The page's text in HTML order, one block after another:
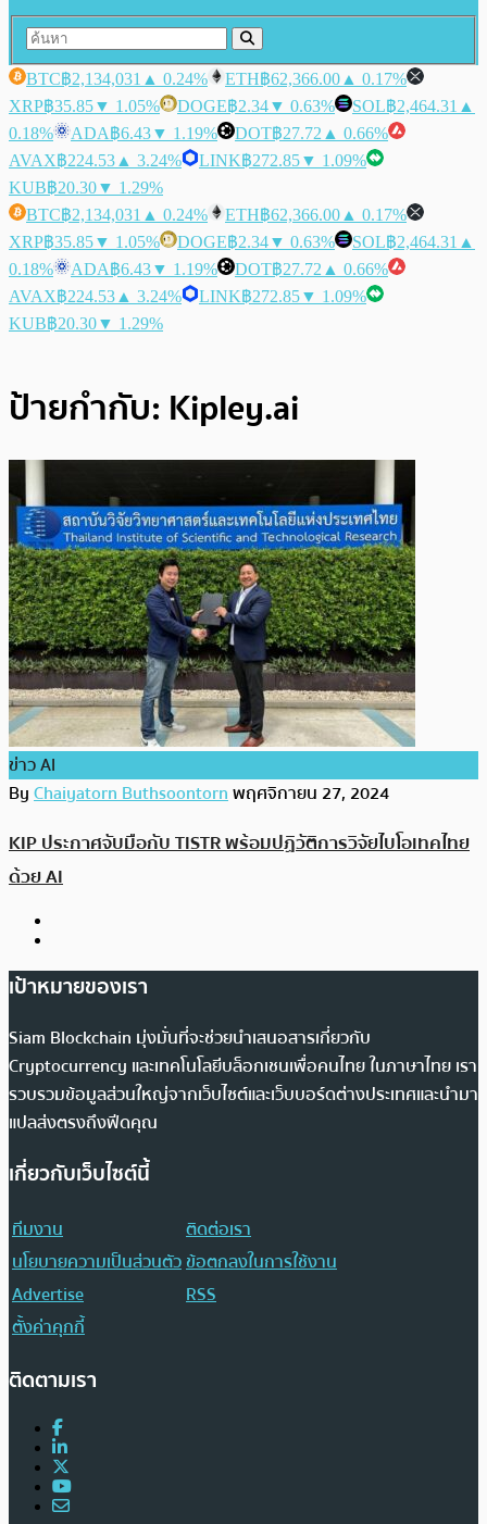
BTC฿2,134,031 ▲ 0.24% ETH฿62,366.00 ▲ 0.17%
XRP฿35.85▼ 1.05% DOGE฿2.34▼ 0.63% SOL฿2,464.31 ▲
0.18%
ADA฿6.43▼ 1.19% DOT฿27.72 ▲ 0.66%
AVAX฿224.53 ▲ 3.24% LINK฿272.85▼ 1.09%
KUB฿20.30▼ 1.29%
BTC฿2,134,031 ▲ 0.24% ETH฿62,366.00 ▲ 0.17%
XRP฿35.85▼ 1.05% DOGE฿2.34▼ 0.63% SOL฿2,464.31 ▲
0.18%
ADA฿6.43▼ 1.19% DOT฿27.72 ▲ 0.66%
AVAX฿224.53 ▲ 3.24% LINK฿272.85▼ 1.09%
KUB฿20.30▼ 1.29%
ป้ายกำกับ: Kipley.ai
ข่าว AI
ByChaiyatorn Buthsoontornพฤศจิกายน 27, 2024
KIP ประกาศจับมือกับ TISTR พร้อมปฏิวัติการวิจัยไบโอเทคไทย
ด้วย AI
เป้าหมายของเรา
Siam Blockchain มุ่งมั่นที่จะช่วยนำเสนอสารเกี่ยวกับ
Cryptocurrency และเทคโนโลยีบล็อกเชนเพื่อคนไทย ในภาษาไทย เรา
รวบรวมข้อมูลส่วนใหญ่จากเว็บไซต์และเว็บบอร์ดต่างประเทศและนำมา
แปลส่งตรงถึงฟีดคุณ
เกี่ยวกับเว็บไซต์นี้
ทีมงาน
ติดต่อเรา
นโยบายความเป็นส่วนตัวข้อตกลงในการใช้งาน
Advertise
RSS
ตั้งค่าคุกกี้
ติดตามเรา